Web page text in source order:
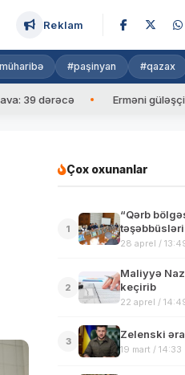
Reklam
#paşinyan #qazax
Erməni güləşçilər
Çox oxunanlar
1
“Qərb
28 aprel /
2
Maliyyə
keçirib
22 aprel /
3
Zelenski
19 mart / 14:33